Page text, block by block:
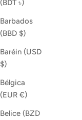
(BDT ৳)
Barbados
(BBD $)
Baréin (USD
$)
Bélgica
(EUR €)
Belice (BZD